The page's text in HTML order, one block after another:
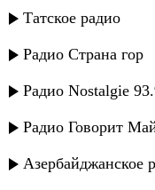
Татское радио
Радио Страна гор
Радио Nostalgie
Радио Говорит
Азербайджанское
Азамат
калым
Марина
Марина